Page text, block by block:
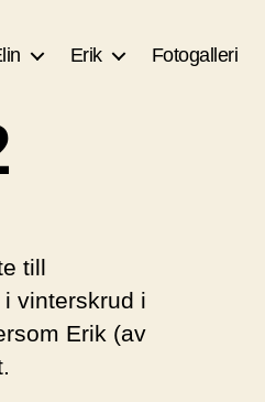
Erik Fotogalleri
till
vinterskrud i
Erik (av